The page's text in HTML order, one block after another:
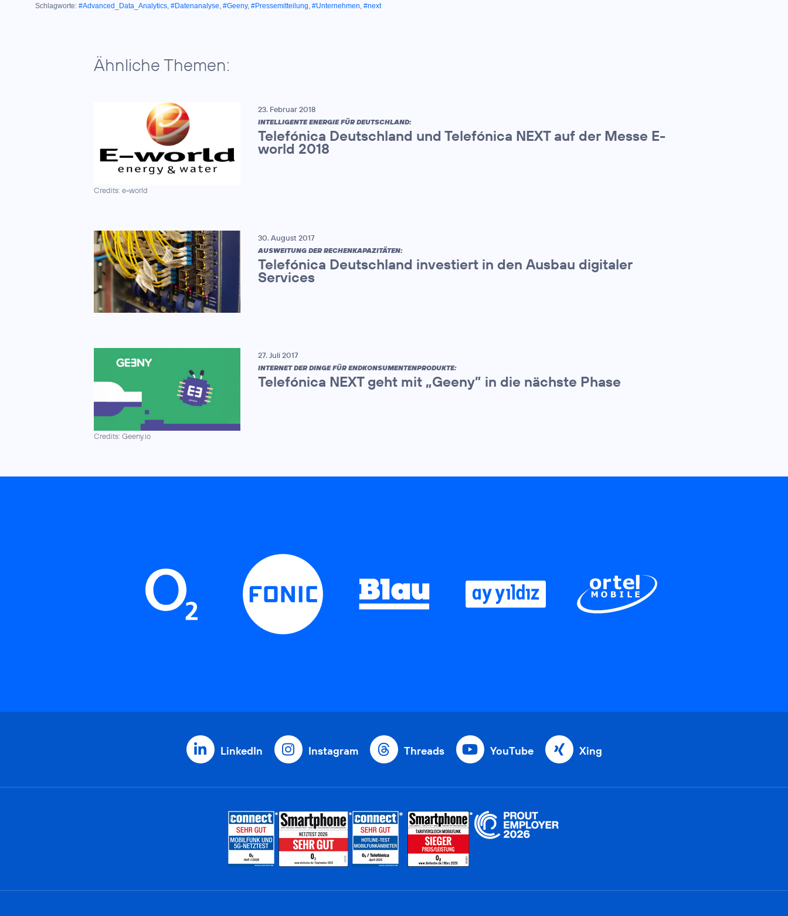
Schlagworte: #Advanced_Data_Analytics, #Datenanalyse, #Geeny, #Pressemitteilung, #Unternehmen, #next
Ähnliche Themen:
Credits: e-world
23. Februar 2018
INTELLIGENTE ENERGIE FÜR DEUTSCHLAND:
Telefónica Deutschland und Telefónica NEXT auf der Messe E-
world 2018
30. August 2017
AUSWEITUNG DER RECHENKAPAZITÄTEN:
Telefónica Deutschland investiert in den Ausbau digitaler
Services
Credits: Geeny.io
27. Juli 2017
INTERNET DER DINGE FÜR ENDKONSUMENTENPRODUKTE:
Telefónica NEXT geht mit „Geeny” in die nächste Phase
LinkedIn Instagram Threads YouTube Xing